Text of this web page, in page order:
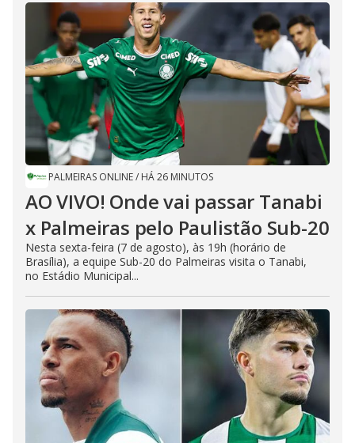
PALMEIRAS ONLINE/ HÁ 26 MINUTOS
AO VIVO! Onde vai passar Tanabi
x Palmeiras pelo Paulistão Sub-20
Nesta sexta-feira (7 de agosto), às 19h (horário de
Brasília), a equipe Sub-20 do Palmeiras visita o Tanabi,
no Estádio Municipal...